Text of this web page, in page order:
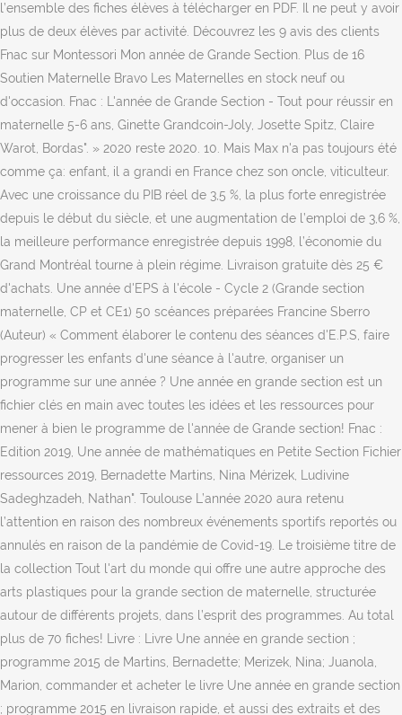
l’ensemble des fiches élèves à télécharger en PDF. Il ne peut y avoir
plus de deux élèves par activité. Découvrez les 9 avis des clients
Fnac sur Montessori Mon année de Grande Section. Plus de 16
Soutien Maternelle Bravo Les Maternelles en stock neuf ou
d'occasion. Fnac : L'année de Grande Section - Tout pour réussir en
maternelle 5-6 ans, Ginette Grandcoin-Joly, Josette Spitz, Claire
Warot, Bordas". » 2020 reste 2020. 10. Mais Max n'a pas toujours été
comme ça: enfant, il a grandi en France chez son oncle, viticulteur.
Avec une croissance du PIB réel de 3,5 %, la plus forte enregistrée
depuis le début du siècle, et une augmentation de l’emploi de 3,6 %,
la meilleure performance enregistrée depuis 1998, l’économie du
Grand Montréal tourne à plein régime. Livraison gratuite dès 25 €
d'achats. Une année d'EPS à l'école - Cycle 2 (Grande section
maternelle, CP et CE1) 50 scéances préparées Francine Sberro
(Auteur) « Comment élaborer le contenu des séances d'E.P.S, faire
progresser les enfants d'une séance à l'autre, organiser un
programme sur une année ? Une année en grande section est un
fichier clés en main avec toutes les idées et les ressources pour
mener à bien le programme de l'année de Grande section! Fnac :
Edition 2019, Une année de mathématiques en Petite Section Fichier
ressources 2019, Bernadette Martins, Nina Mérizek, Ludivine
Sadeghzadeh, Nathan". Toulouse L’année 2020 aura retenu
l’attention en raison des nombreux événements sportifs reportés ou
annulés en raison de la pandémie de Covid-19. Le troisième titre de
la collection Tout l'art du monde qui offre une autre approche des
arts plastiques pour la grande section de maternelle, structurée
autour de différents projets, dans l’esprit des programmes. Au total
plus de 70 fiches! Livre : Livre Une année en grande section ;
programme 2015 de Martins, Bernadette; Merizek, Nina; Juanola,
Marion, commander et acheter le livre Une année en grande section
; programme 2015 en livraison rapide, et aussi des extraits et des